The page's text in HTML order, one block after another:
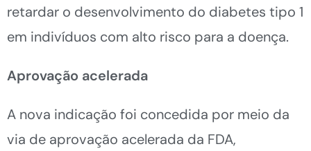
retardar o desenvolvimento do diabetes tipo 1
em indivíduos com alto risco para a doença.
Aprovação acelerada
A nova indicação foi concedida por meio da
via de aprovação acelerada da FDA,